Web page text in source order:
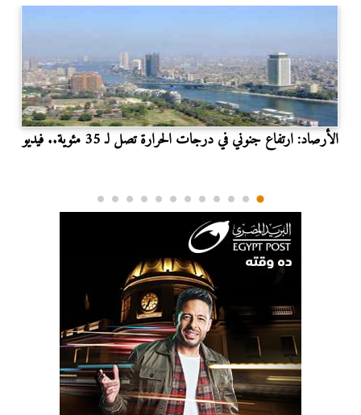
الأرصاد: ارتفاع جنوني في درجات الحرارة تصل لـ 35 مئوية.. فيديو